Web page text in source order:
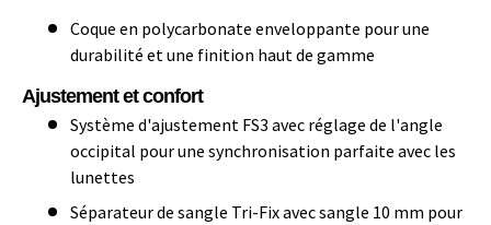
Coque en polycarbonate enveloppante pour une
durabilité et une finition haut de gamme
Ajustement et confort
Système d'ajustement FS3 avec réglage de l'angle
occipital pour une synchronisation parfaite avec les
lunettes
Séparateur de sangle Tri-Fix avec sangle 10 mm pour